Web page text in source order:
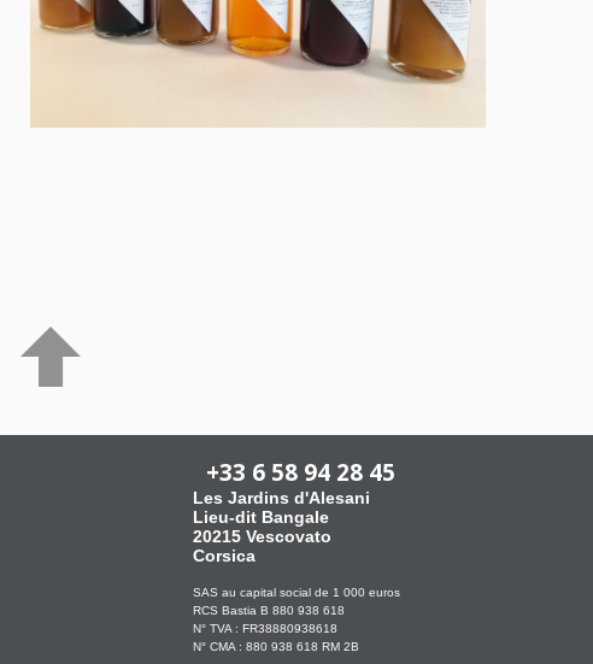
+33 6 58 94 28 45
Les Jardins d'Alesani
Lieu-dit Bangale
20215 Vescovato
Corsica
SAS au capital social de 1 000 euros
RCS Bastia B 880 938 618
N° TVA : FR38880938618
N° CMA : 880 938 618 RM 2B